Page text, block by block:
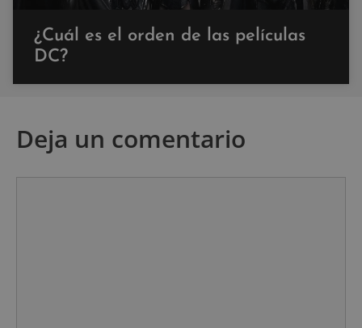
¿Cuál es el orden de las películas
DC?
Deja un comentario